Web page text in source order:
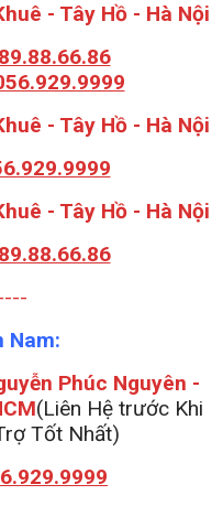
- Tây Hồ - Hà Nội
- Tây Hồ - Hà Nội
- Tây Hồ - Hà Nội
Nam:
Phúc Nguyên -
(Liên Hệ trước Khi
Tốt Nhất)